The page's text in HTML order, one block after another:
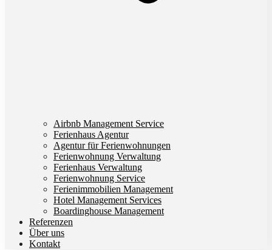
Airbnb Management Service
Ferienhaus Agentur
Agentur für Ferienwohnungen
Ferienwohnung Verwaltung
Ferienhaus Verwaltung
Ferienwohnung Service
Ferienimmobilien Management
Hotel Management Services
Boardinghouse Management
Referenzen
Über uns
Kontakt